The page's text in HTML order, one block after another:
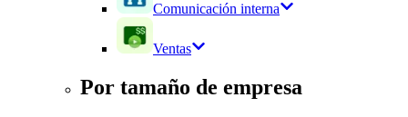
Comunicación interna
Ventas
Por tamaño de empresa